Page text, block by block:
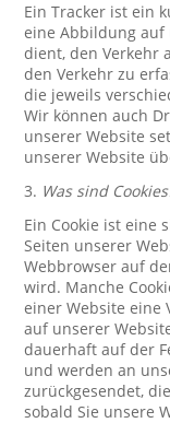
Ein Tracker ist ein
eine Abbildung auf
dient, den Verkehr
den Verkehr zu
die jeweils
Wir können auch
unserer Website
unserer Website
3. Was sind
Ein Cookie ist eine
Seiten unserer
Webbrowser auf
wird. Manche
einer Website eine
auf unserer
dauerhaft auf der
und werden an
zurückgesendet,
sobald Sie unsere